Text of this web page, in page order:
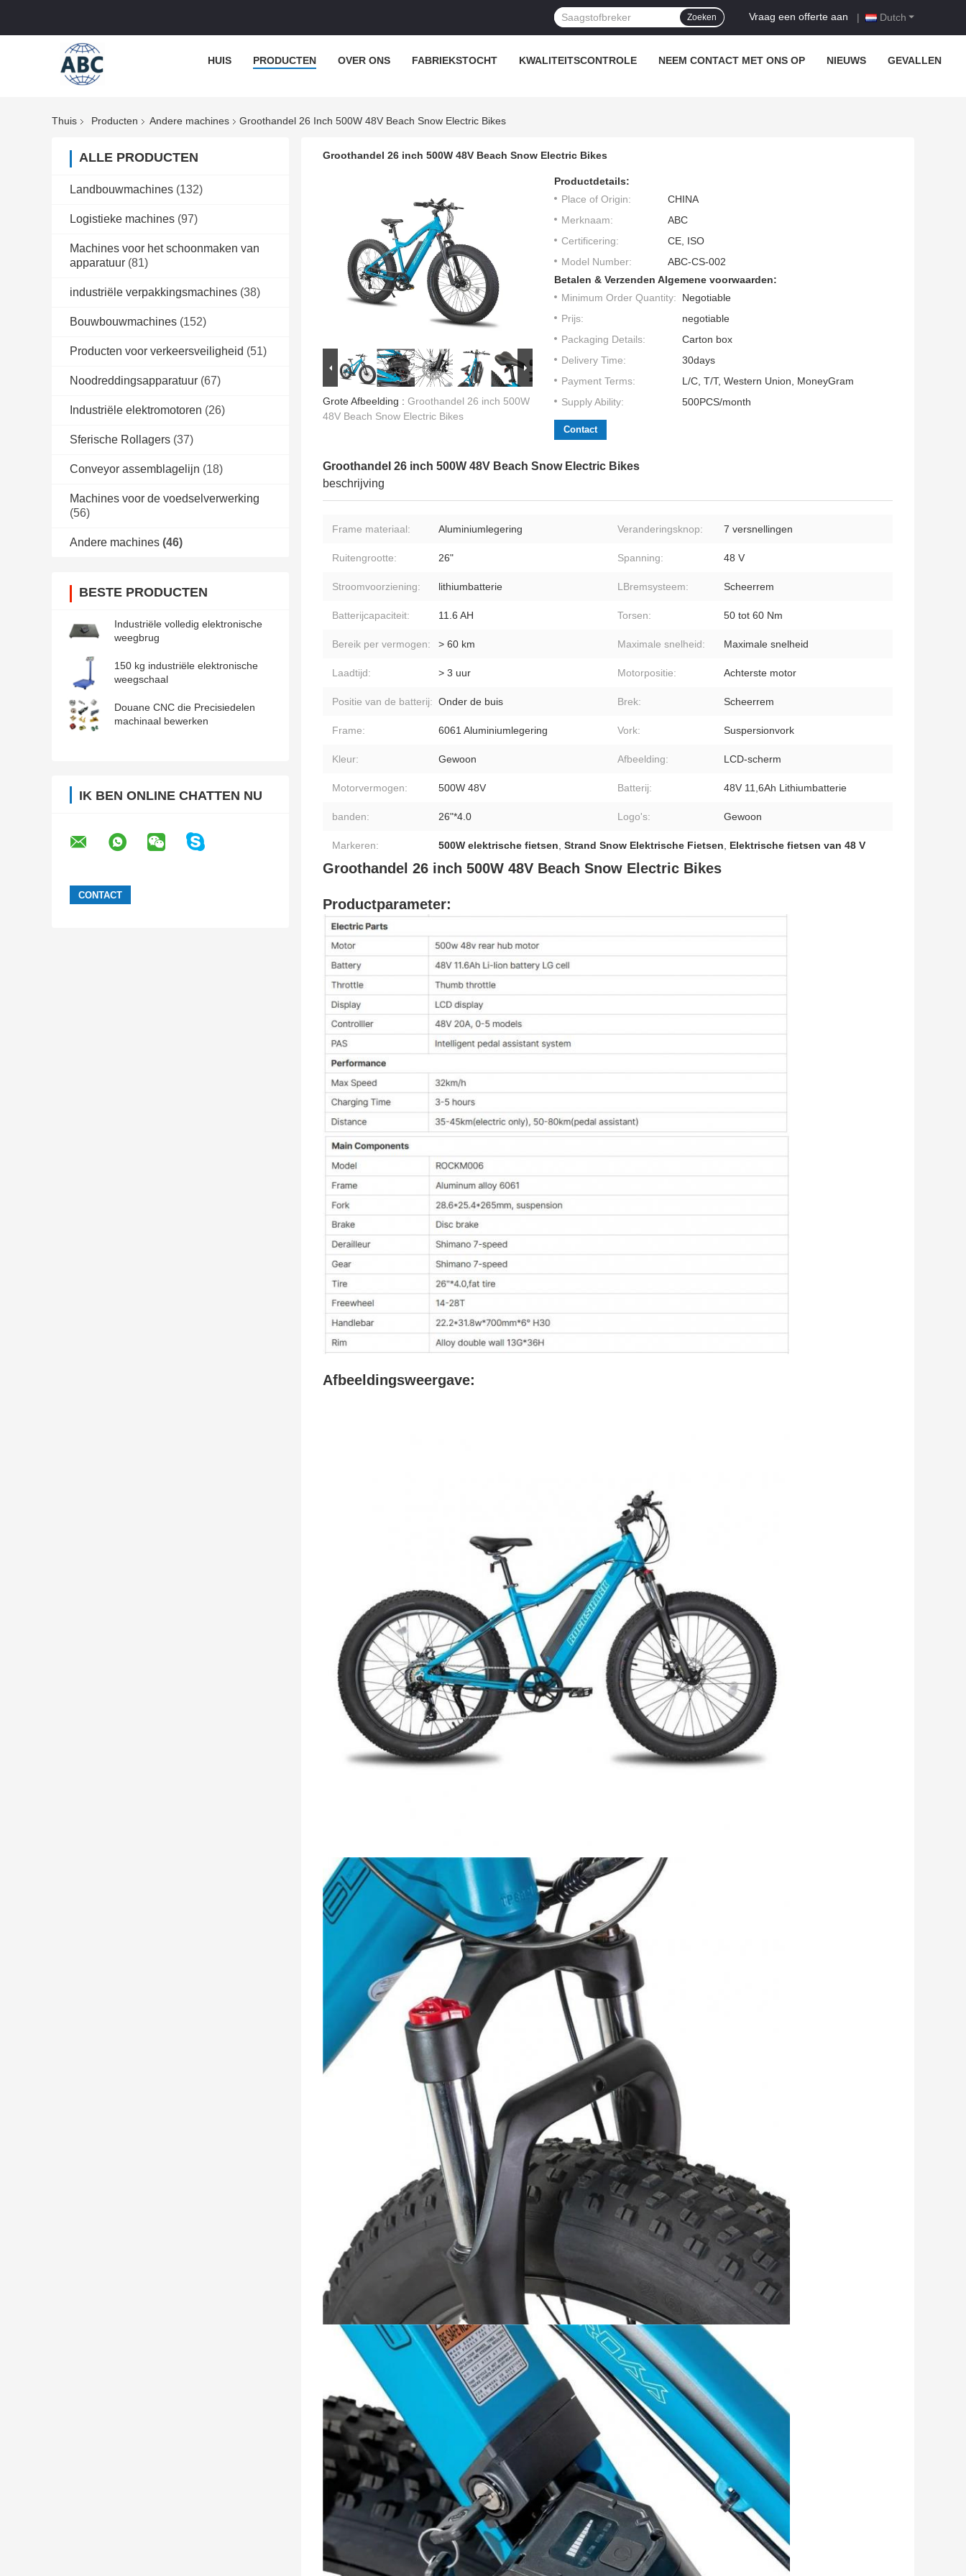
Dutch
Vraag een offerte aan |
Zoeken
HUIS PRODUCTEN OVER ONS FABRIEKSTOCHT KWALITEITSCONTROLE NEEM CONTACT MET ONS OP NIEUWS GEVALLEN
Thuis Producten Andere machines Groothandel 26 Inch 500W 48V Beach Snow Electric Bikes
ALLE PRODUCTEN
Landbouwmachines (132)
Logistieke machines (97)
Machines voor het schoonmaken van
apparatuur (81)
industriële verpakkingsmachines (38)
Bouwbouwmachines (152)
Producten voor verkeersveiligheid (51)
Noodreddingsapparatuur (67)
Industriële elektromotoren (26)
Sferische Rollagers (37)
Conveyor assemblagelijn (18)
Machines voor de voedselverwerking
(56)
Andere machines (46)
BESTE PRODUCTEN
Industriële volledig elektronische
weegbrug
150 kg industriële elektronische
weegschaal
Douane CNC die Precisiedelen
machinaal bewerken
IK BEN ONLINE CHATTEN NU
Groothandel 26 inch 500W 48V Beach Snow Electric Bikes
Grote Afbeelding : Groothandel 26 inch 500W
48V Beach Snow Electric Bikes
Productdetails:
Place of Origin:
CHINA
Merknaam:
ABC
Certificering:
CE, ISO
Model Number:
ABC-CS-002
Betalen & Verzenden Algemene voorwaarden:
Minimum Order Quantity:
Negotiable
Prijs:
negotiable
Packaging Details:
Carton box
Delivery Time:
30days
Payment Terms:
L/C, T/T, Western Union, MoneyGram
Supply Ability:
500PCS/month
Contact
Groothandel 26 inch 500W 48V Beach Snow Electric Bikes
beschrijving
Frame materiaal: Aluminiumlegering Veranderingsknop: 7 versnellingen
Ruitengrootte: 26" Spanning: 48 V
Stroomvoorziening: lithiumbatterie LBremsysteem: Scheerrem
Batterijcapaciteit: 11.6 AH Torsen: 50 tot 60 Nm
Bereik per vermogen: > 60 km Maximale snelheid: Maximale snelheid
Laadtijd: > 3 uur Motorpositie: Achterste motor
Positie van de batterij: Onder de buis Brek: Scheerrem
Frame: 6061 Aluminiumlegering Vork: Suspersionvork
Kleur: Gewoon Afbeelding: LCD-scherm
Motorvermogen: 500W 48V Batterij: 48V 11,6Ah Lithiumbatterie
banden: 26"*4.0 Logo's: Gewoon
Markeren: 500W elektrische fietsen, Strand Snow Elektrische Fietsen, Elektrische fietsen van 48 V
Groothandel 26 inch 500W 48V Beach Snow Electric Bikes
Productparameter:
Afbeeldingsweergave: